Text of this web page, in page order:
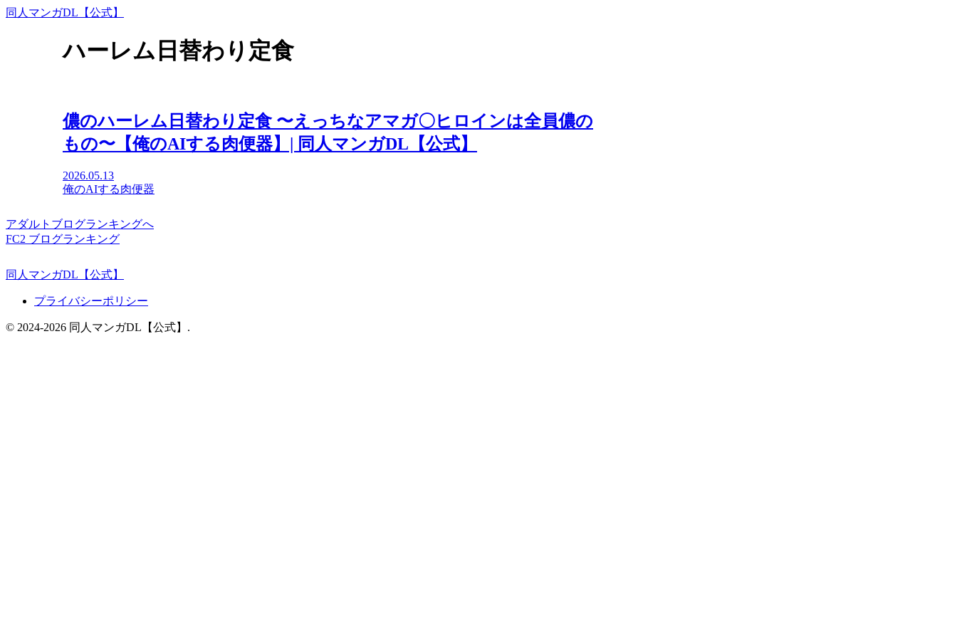
同人マンガDL【公式】
ハーレム日替わり定食
儂のハーレム日替わり定食 〜えっちなアマガ〇ヒロインは全員儂の
もの〜【俺のAIする肉便器】| 同人マンガDL【公式】
2026.05.13
俺のAIする肉便器
アダルトブログランキングへ
FC2 ブログランキング
同人マンガDL【公式】
プライバシーポリシー
© 2024-2026 同人マンガDL【公式】.